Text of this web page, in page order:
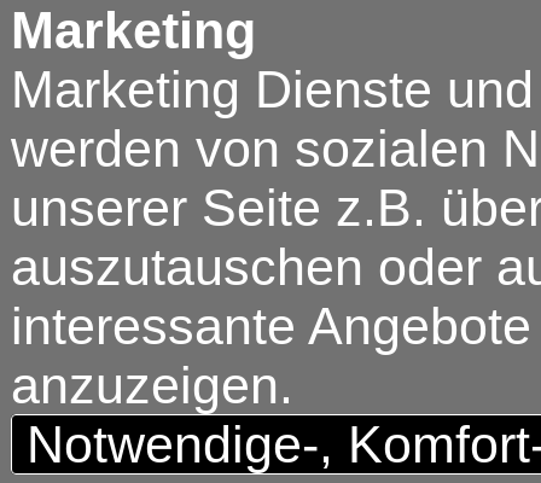
Marketing
Marketing Dienste
werden von sozialen
unserer Seite z.B.
auszutauschen oder
interessante
anzuzeigen.
Notwendige-,